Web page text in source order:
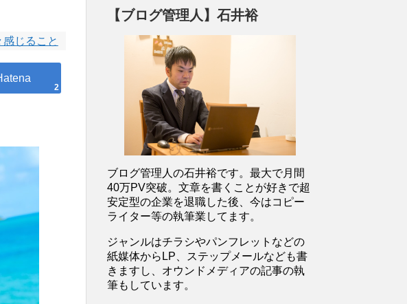
感じること
2
【ブログ管理人】石井裕
ブログ管理人の石井裕です。最大で月間
40万PV突破。文章を書くことが好きで超
安定型の企業を退職した後、今はコピー
ライター等の執筆業してます。
ジャンルはチラシやパンフレットなどの
紙媒体からLP、ステップメールなども書
きますし、オウンドメディアの記事の執
筆もしています。